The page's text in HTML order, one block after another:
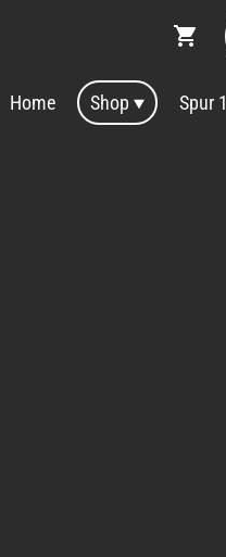
Home Shop Spur 1